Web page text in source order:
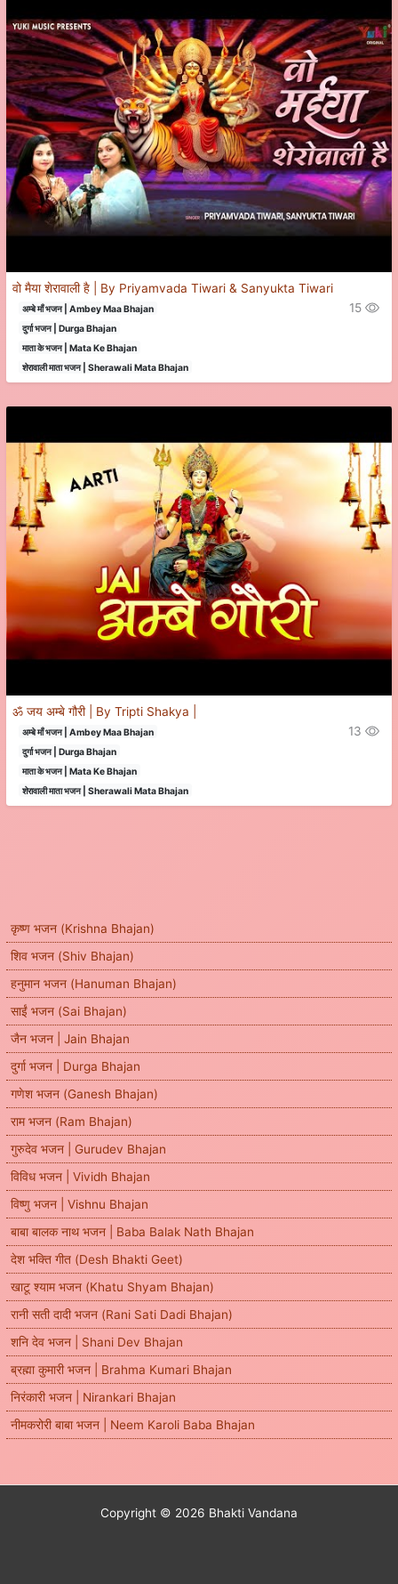
कृष्ण भजन (Krishna Bhajan)
शिव भजन (Shiv Bhajan)
हनुमान भजन (Hanuman Bhajan)
साईं भजन (Sai Bhajan)
जैन भजन | Jain Bhajan
दुर्गा भजन | Durga Bhajan
गणेश भजन (Ganesh Bhajan)
राम भजन (Ram Bhajan)
गुरुदेव भजन | Gurudev Bhajan
विविध भजन | Vividh Bhajan
विष्णु भजन | Vishnu Bhajan
बाबा बालक नाथ भजन | Baba Balak Nath Bhajan
देश भक्ति गीत (Desh Bhakti Geet)
खाटू श्याम भजन (Khatu Shyam Bhajan)
रानी सती दादी भजन (Rani Sati Dadi Bhajan)
शनि देव भजन | Shani Dev Bhajan
ब्रह्मा कुमारी भजन | Brahma Kumari Bhajan
निरंकारी भजन | Nirankari Bhajan
नीमकरोरी बाबा भजन | Neem Karoli Baba Bhajan
वो मैया शेरावाली है | By Priyamvada Tiwari & Sanyukta Tiwari
अम्बे माँ भजन | Ambey Maa Bhajan
दुर्गा भजन | Durga Bhajan
माता के भजन | Mata Ke Bhajan
शेरावाली माता भजन | Sherawali Mata Bhajan
15
ॐ जय अम्बे गौरी | By Tripti Shakya |
अम्बे माँ भजन | Ambey Maa Bhajan
दुर्गा भजन | Durga Bhajan
माता के भजन | Mata Ke Bhajan
शेरावाली माता भजन | Sherawali Mata Bhajan
13
Copyright © 2026 Bhakti Vandana